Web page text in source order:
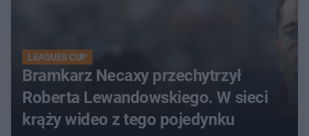
LEAGUES CUP
Bramkarz Necaxy przechytrzył
Roberta Lewandowskiego. W sieci
krąży wideo z tego pojedynku